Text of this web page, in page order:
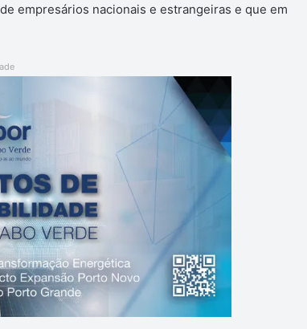
empresários nacionais e estrangeiras e que em